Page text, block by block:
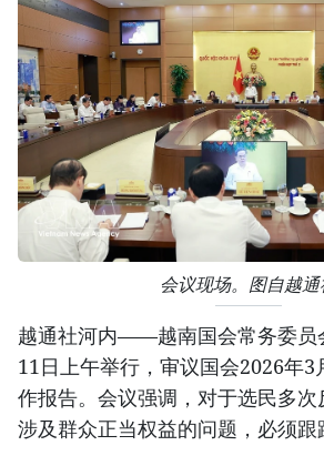
会议现场。图自越通
越通社河内——越南国会常务委员
11日上午举行，审议国会2026年3
作报告。会议强调，对于选民多次
涉及群众正当权益的问题，必须跟